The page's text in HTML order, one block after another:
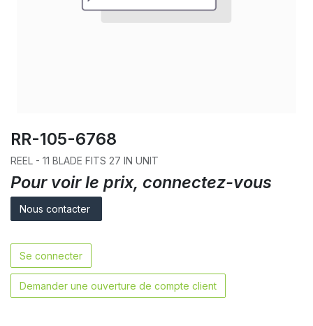
RR-105-6768
REEL - 11 BLADE FITS 27 IN UNIT
Pour voir le prix, connectez-vous
Nous contacter
Se connecter
Demander une ouverture de compte client